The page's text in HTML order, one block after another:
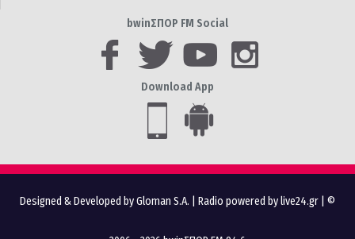
bwinΣΠΟΡ FM Social
Download App
Designed & Developed by Gloman S.A. Radio powered by live24.gr | ©